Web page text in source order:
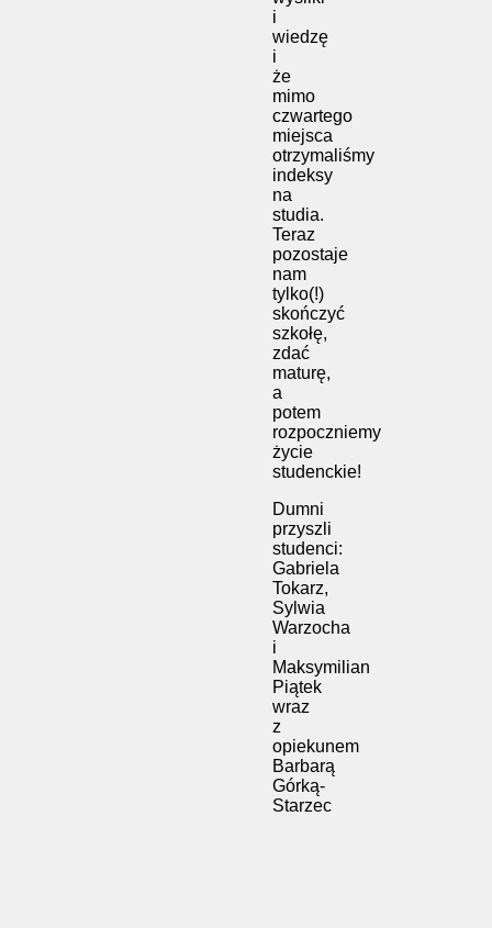
i
wiedzę
i
że
mimo
czwartego
miejsca
otrzymaliśmy
indeksy
na
studia.
Teraz
pozostaje
nam
tylko(!)
skończyć
szkołę,
zdać
maturę,
a
potem
rozpoczniemy
życie
studenckie!
Dumni
przyszli
studenci:
Gabriela
Tokarz,
Sylwia
Warzocha
i
Maksymilian
Piątek
wraz
z
opiekunem
Barbarą
Górką-
Starzec